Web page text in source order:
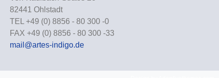
82441 Ohlstadt
TEL +49 (0) 8856 - 80 300 -0
FAX +49 (0) 8856 - 80 300 -33
mail@artes-indigo.de